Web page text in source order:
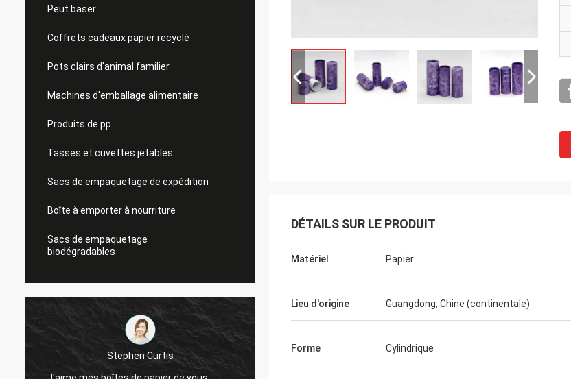
Peut baser
Coffrets cadeaux papier recyclé
Pots clairs d'animal familier
Machines d'emballage alimentaire
Produits de pp
Tasses et cuvettes jetables
Sacs de empaquetage de expédition
Boîte à emporter à nourriture
Sacs de empaquetage
biodégradables
Parade de Linda
Michel
DÉTAILS SUR LE PRODUIT
Matériel Papier
Lieu d'origine Guangdong, Chine (continentale)
Forme Cylindrique